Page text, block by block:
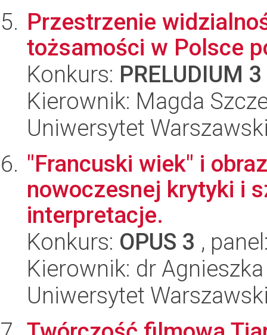
Przestrzenie
tożsamości w Polsce
Konkurs: PRELUDIUM 3
Kierownik: Magda
Uniwersytet
"Francuski wiek" i
nowoczesnej krytyki i
interpretacje.
Konkurs: OPUS 3 ,
Kierownik: dr
Uniwersytet